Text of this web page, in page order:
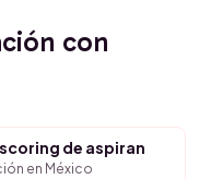
con
de aspiran
en México